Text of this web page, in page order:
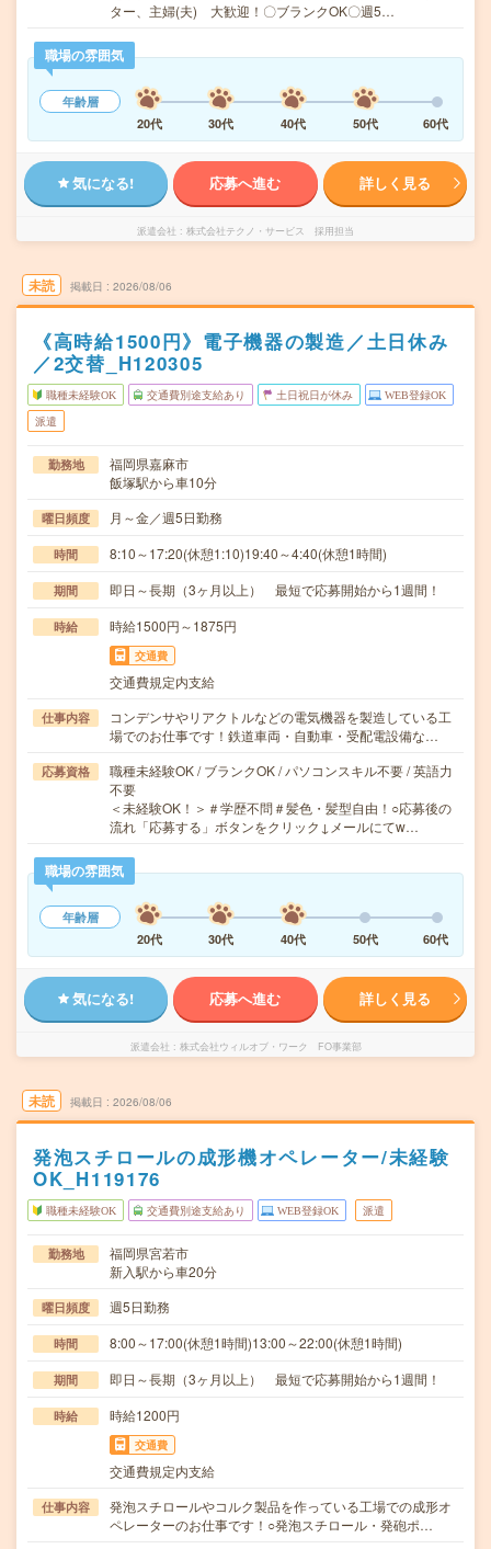
ター、主婦(夫) 大歓迎！〇ブランクOK〇週5…
職場の雰囲気
年齢層
20代
30代 40代 50代 60代
気になる! 応募へ進む 詳しく見る
派遣会社 株式会社テクノ・サービス 採用担当
未読 掲載日 2026/08/06
《高時給1500円》電子機器の製造／土日休み
／2交替_H120305
職種未経験OK 交通費別途支給あり 土日祝日が休み WEB登録OK
派遣
勤務地
福岡県嘉麻市
飯塚駅から車10分
曜日頻度 月～金／週5日勤務
時間 8:10～17:20(休憩1:10)19:40～4:40(休憩1時間)
期間 即日～長期（3ヶ月以上） 最短で応募開始から1週間！
時給 時給1500円～1875円
交通費
交通費規定内支給
仕事内容
コンデンサやリアクトルなどの電気機器を製造している工
場でのお仕事です！鉄道車両・自動車・受配電設備な…
応募資格
職種未経験OK / ブランクOK / パソコンスキル不要 / 英語力
不要
＜未経験OK！＞＃学歴不問＃髪色・髪型自由！○応募後の
流れ「応募する」ボタンをクリック↓メールにてw…
職場の雰囲気
年齢層
20代
30代 40代 50代 60代
気になる! 応募へ進む 詳しく見る
派遣会社 株式会社ウィルオブ・ワーク FO事業部
未読 掲載日 2026/08/06
発泡スチロールの成形機オペレーター/未経験
OK_H119176
職種未経験OK 交通費別途支給あり WEB登録OK 派遣
勤務地
福岡県宮若市
新入駅から車20分
曜日頻度 週5日勤務
時間 8:00～17:00(休憩1時間)13:00～22:00(休憩1時間)
期間 即日～長期（3ヶ月以上） 最短で応募開始から1週間！
時給 時給1200円
交通費
交通費規定内支給
仕事内容
発泡スチロールやコルク製品を作っている工場での成形オ
ペレーターのお仕事です！○発泡スチロール・発砲ポ…